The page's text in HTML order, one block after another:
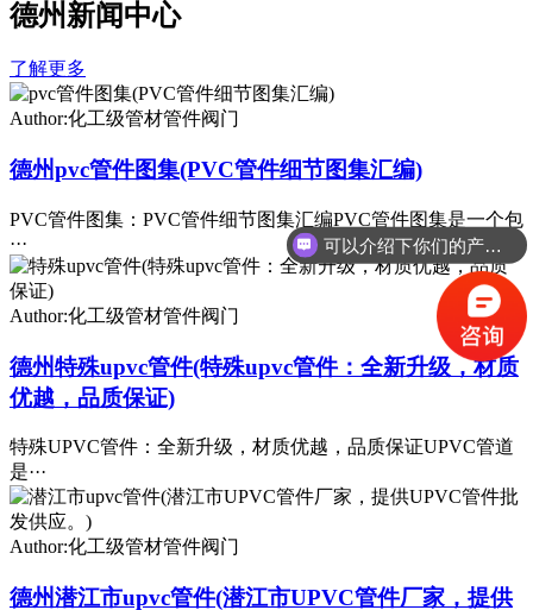
德州新闻中心
了解更多
Author:化工级管材管件阀门
德州pvc管件图集(PVC管件细节图集汇编)
PVC管件图集：PVC管件细节图集汇编PVC管件图集是一个包
···
Author:化工级管材管件阀门
德州特殊upvc管件(特殊upvc管件：全新升级，材质
优越，品质保证)
特殊UPVC管件：全新升级，材质优越，品质保证UPVC管道
是···
Author:化工级管材管件阀门
德州潜江市upvc管件(潜江市UPVC管件厂家，提供
可以介绍下你们的产品么